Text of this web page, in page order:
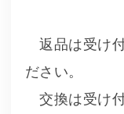
返品は受け
ださい。
交換は受け